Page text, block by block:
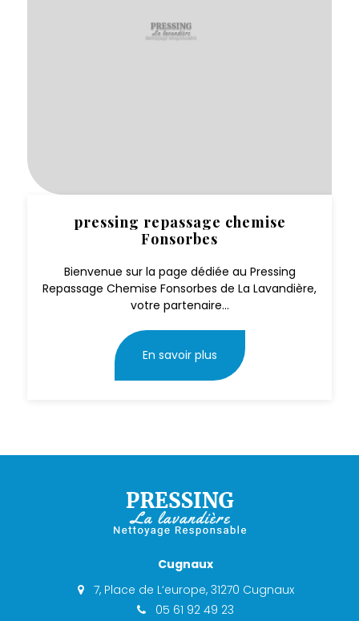
pressing repassage chemise
Fonsorbes
Bienvenue sur la page dédiée au Pressing
Repassage Chemise Fonsorbes de La Lavandière,
votre partenaire...
En savoir plus
Cugnaux
7, Place de L‘europe, 31270 Cugnaux
05 61 92 49 23